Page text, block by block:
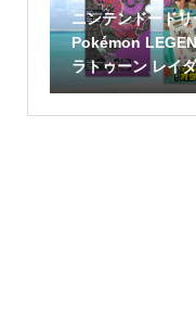
ニンテンドード
Pokémon
ラトゥーン レイ